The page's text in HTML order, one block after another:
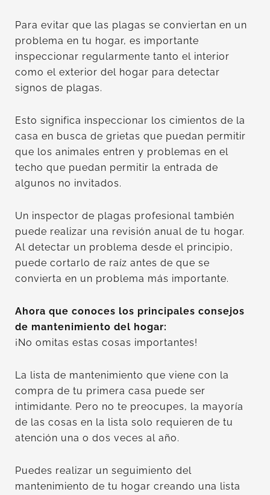
Para evitar que las plagas se conviertan en un
problema en tu hogar, es importante
inspeccionar regularmente tanto el interior
como el exterior del hogar para detectar
signos de plagas.
Esto significa inspeccionar los cimientos de la
casa en busca de grietas que puedan permitir
que los animales entren y problemas en el
techo que puedan permitir la entrada de
algunos no invitados.
Un inspector de plagas profesional también
puede realizar una revisión anual de tu hogar.
Al detectar un problema desde el principio,
puede cortarlo de raíz antes de que se
convierta en un problema más importante.
Ahora que conoces los principales consejos
de mantenimiento del hogar:
¡No omitas estas cosas importantes!
La lista de mantenimiento que viene con la
compra de tu primera casa puede ser
intimidante. Pero no te preocupes, la mayoría
de las cosas en la lista solo requieren de tu
atención una o dos veces al año.
Puedes realizar un seguimiento del
mantenimiento de tu hogar creando una lista